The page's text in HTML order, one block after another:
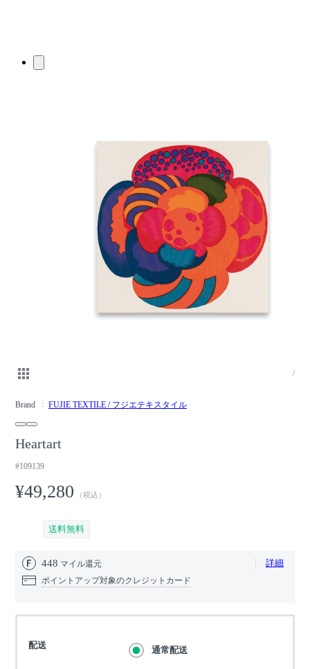
/
Brand FUJIE TEXTILE / フジエテキスタイル
Heartart
#109139
¥49,280 （税込）
送料無料
448 マイル還元 詳細
ポイントアップ対象のクレジットカード
配送 通常配送